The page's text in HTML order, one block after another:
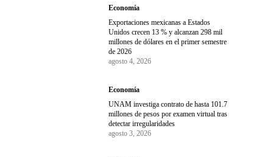
Economía
Exportaciones mexicanas a Estados
Unidos crecen 13 % y alcanzan 298 mil
millones de dólares en el primer semestre
de 2026
agosto 4, 2026
Economía
UNAM investiga contrato de hasta 101.7
millones de pesos por examen virtual tras
detectar irregularidades
agosto 3, 2026